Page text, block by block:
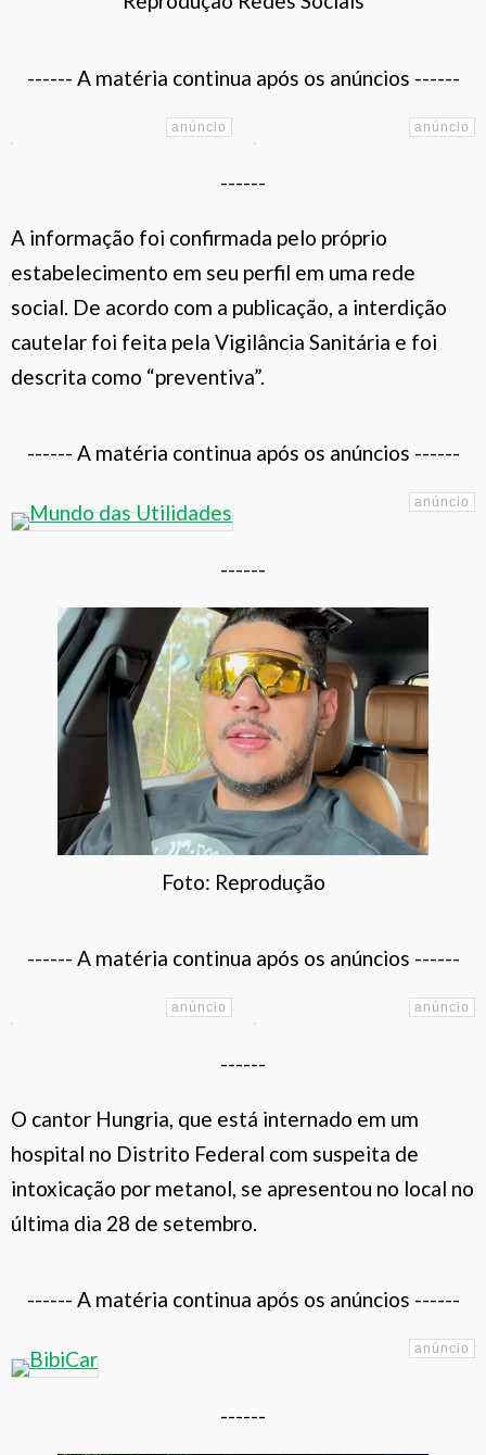
------ A matéria continua após os anúncios ------
------
A informação foi confirmada pelo próprio
estabelecimento em seu perfil em uma rede
social. De acordo com a publicação, a interdição
cautelar foi feita pela Vigilância Sanitária e foi
descrita como “preventiva”.
------ A matéria continua após os anúncios ------
------
Foto: Reprodução
------ A matéria continua após os anúncios ------
------
O cantor Hungria, que está internado em um
hospital no Distrito Federal com suspeita de
intoxicação por metanol, se apresentou no local no
última dia 28 de setembro.
------ A matéria continua após os anúncios ------
------